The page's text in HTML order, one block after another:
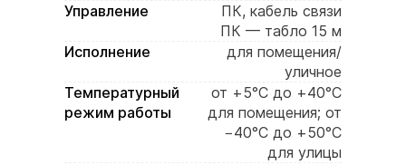
Управление
ПК, кабель связи
ПК — табло 15 м
Исполнение
для помещения/
уличное
Температурный
режим работы
от +5°C до +40°C
для помещения; от
−40°C до +50°C
для улицы